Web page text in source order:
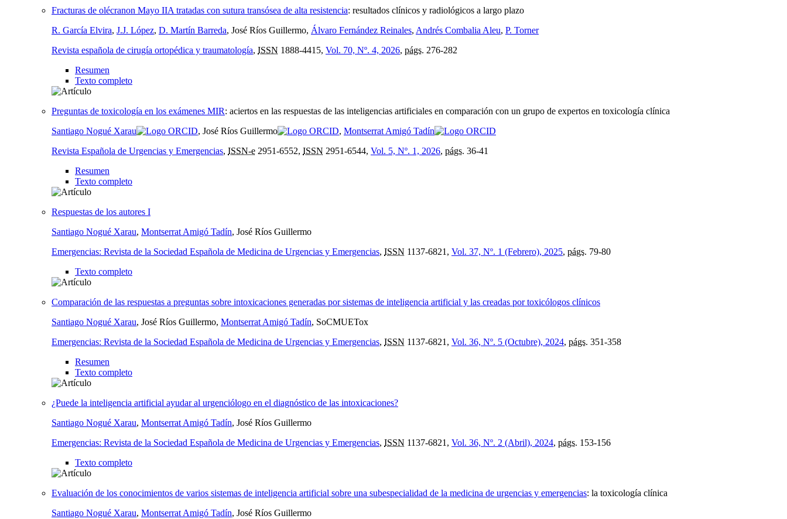
Fracturas de olécranon Mayo IIA tratadas con sutura transósea de alta resistencia: resultados clínicos y radiológicos a largo plazo
R. García Elvira, J.J. López, D. Martín Barreda, José Ríos Guillermo, Álvaro Fernández Reinales, Andrés Combalia Aleu, P. Torner
Revista española de cirugía ortopédica y traumatología, ISSN 1888-4415, Vol. 70, Nº. 4, 2026, págs. 276-282
Resumen
Texto completo
Preguntas de toxicología en los exámenes MIR: aciertos en las respuestas de las inteligencias artificiales en comparación con un grupo de expertos en toxicología clínica
Santiago Nogué Xarau
, José Ríos Guillermo , Montserrat Amigó Tadín
Revista Española de Urgencias y Emergencias, ISSN-e 2951-6552, ISSN 2951-6544, Vol. 5, Nº. 1, 2026, págs. 36-41
Resumen
Texto completo
Respuestas de los autores I
Santiago Nogué Xarau, Montserrat Amigó Tadín, José Ríos Guillermo
Emergencias: Revista de la Sociedad Española de Medicina de Urgencias y Emergencias, ISSN 1137-6821, Vol. 37, Nº. 1 (Febrero), 2025, págs. 79-80
Texto completo
Comparación de las respuestas a preguntas sobre intoxicaciones generadas por sistemas de inteligencia artificial y las creadas por toxicólogos clínicos
Santiago Nogué Xarau, José Ríos Guillermo, Montserrat Amigó Tadín, SoCMUETox
Emergencias: Revista de la Sociedad Española de Medicina de Urgencias y Emergencias, ISSN 1137-6821, Vol. 36, Nº. 5 (Octubre), 2024, págs. 351-358
Resumen
Texto completo
¿Puede la inteligencia artificial ayudar al urgenciólogo en el diagnóstico de las intoxicaciones?
Santiago Nogué Xarau, Montserrat Amigó Tadín, José Ríos Guillermo
Emergencias: Revista de la Sociedad Española de Medicina de Urgencias y Emergencias, ISSN 1137-6821, Vol. 36, Nº. 2 (Abril), 2024, págs. 153-156
Texto completo
Evaluación de los conocimientos de varios sistemas de inteligencia artificial sobre una subespecialidad de la medicina de urgencias y emergencias: la toxicología clínica
Santiago Nogué Xarau, Montserrat Amigó Tadín, José Ríos Guillermo